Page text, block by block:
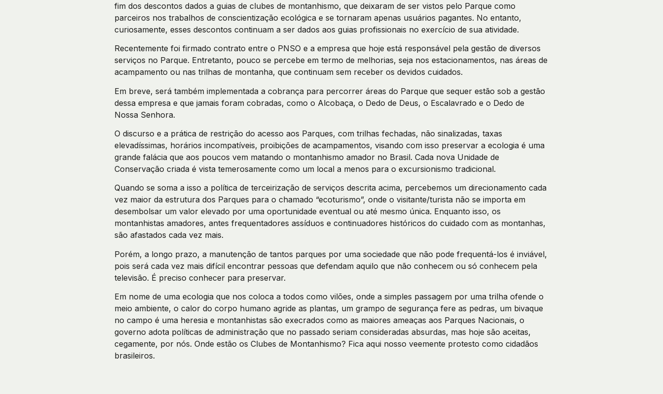
fim dos descontos dados a guias de clubes de montanhismo, que deixaram de ser vistos pelo Parque como
parceiros nos trabalhos de conscientização ecológica e se tornaram apenas usuários pagantes. No entanto,
curiosamente, esses descontos continuam a ser dados aos guias profissionais no exercício de sua atividade.
Recentemente foi firmado contrato entre o PNSO e a empresa que hoje está responsável pela gestão de diversos
serviços no Parque. Entretanto, pouco se percebe em termo de melhorias, seja nos estacionamentos, nas áreas de
acampamento ou nas trilhas de montanha, que continuam sem receber os devidos cuidados.
Em breve, será também implementada a cobrança para percorrer áreas do Parque que sequer estão sob a gestão
dessa empresa e que jamais foram cobradas, como o Alcobaça, o Dedo de Deus, o Escalavrado e o Dedo de
Nossa Senhora.
O discurso e a prática de restrição do acesso aos Parques, com trilhas fechadas, não sinalizadas, taxas
elevadíssimas, horários incompatíveis, proibições de acampamentos, visando com isso preservar a ecologia é uma
grande falácia que aos poucos vem matando o montanhismo amador no Brasil. Cada nova Unidade de
Conservação criada é vista temerosamente como um local a menos para o excursionismo tradicional.
Quando se soma a isso a política de terceirização de serviços descrita acima, percebemos um direcionamento cada
vez maior da estrutura dos Parques para o chamado “ecoturismo”, onde o visitante/turista não se importa em
desembolsar um valor elevado por uma oportunidade eventual ou até mesmo única. Enquanto isso, os
montanhistas amadores, antes frequentadores assíduos e continuadores históricos do cuidado com as montanhas,
são afastados cada vez mais.
Porém, a longo prazo, a manutenção de tantos parques por uma sociedade que não pode frequentá-los é inviável,
pois será cada vez mais difícil encontrar pessoas que defendam aquilo que não conhecem ou só conhecem pela
televisão. É preciso conhecer para preservar.
Em nome de uma ecologia que nos coloca a todos como vilões, onde a simples passagem por uma trilha ofende o
meio ambiente, o calor do corpo humano agride as plantas, um grampo de segurança fere as pedras, um bivaque
no campo é uma heresia e montanhistas são execrados como as maiores ameaças aos Parques Nacionais, o
governo adota políticas de administração que no passado seriam consideradas absurdas, mas hoje são aceitas,
cegamente, por nós. Onde estão os Clubes de Montanhismo? Fica aqui nosso veemente protesto como cidadãos
brasileiros.